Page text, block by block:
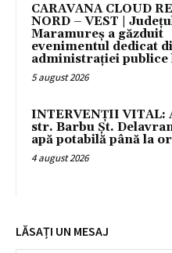
CARAVANA CLOUD
NORD – VEST |
Maramureș a găzduit
evenimentul dedicat
administrației publice
5 august 2026
INTERVENȚII VITAL:
str. Barbu Șt.
apă potabilă până la
4 august 2026
LĂSAȚI UN MESAJ